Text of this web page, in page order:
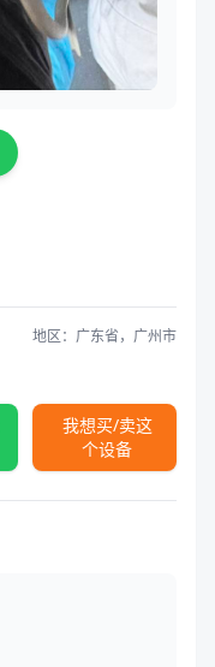
地区：广东省，广州市
我想买/卖这
个设备